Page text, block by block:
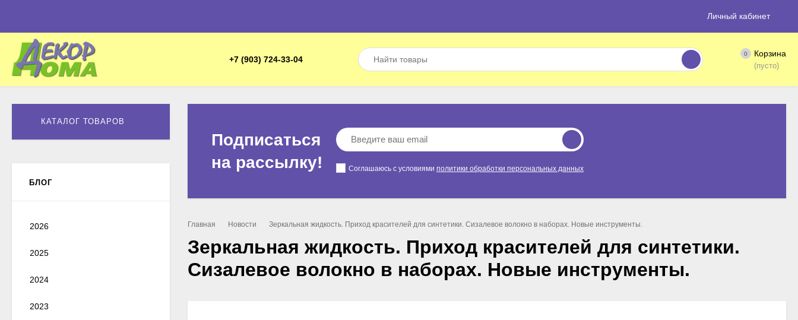
Личный кабинет
+7 (903) 724-33-04
0 Корзина
(пусто)
Подписаться
на рассылкy!
Соглашаюсь с условиями политики обработки персональных данных
Главная Новости Зеркальная жидкость. Приход красителей для синтетики. Сизалевое волокно в наборах. Новые инструменты.
Зеркальная жидкость. Приход красителей для синтетики.
Сизалевое волокно в наборах. Новые инструменты.
КАТАЛОГ ТОВАРОВ
БЛОГ
2026
2025
2024
2023